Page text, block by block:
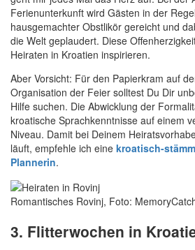
Ferienunterkunft wird Gästen in der
hausgemachter Obstlikör gereicht und
die Welt geplaudert. Diese
Heiraten in Kroatien inspirieren.
Aber Vorsicht: Für den Papierkram auf
Organisation der Feier solltest Du Dir
Hilfe suchen. Die Abwicklung der
kroatische Sprachkenntnisse auf einem
Niveau. Damit bei Deinem
läuft, empfehle ich eine kroatisch-
Plannerin.
Romantisches Rovinj, Foto:
3. Flitterwochen in